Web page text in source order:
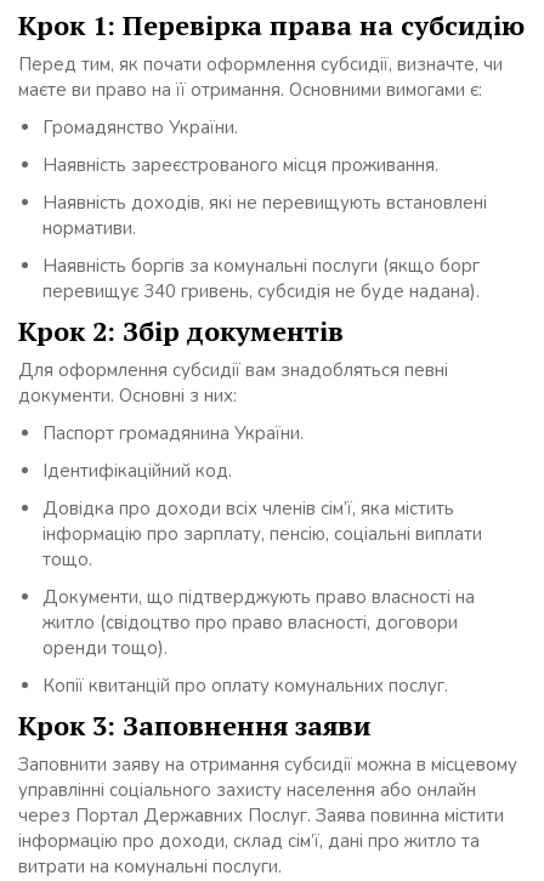
Крок 1: Перевірка права на субсидію
Перед тим, як почати оформлення субсидії, визначте, чи
маєте ви право на її отримання. Основними вимогами є:
Громадянство України.
Наявність зареєстрованого місця проживання.
Наявність доходів, які не перевищують встановлені
нормативи.
Наявність боргів за комунальні послуги (якщо борг
перевищує 340 гривень, субсидія не буде надана).
Крок 2: Збір документів
Для оформлення субсидії вам знадобляться певні
документи. Основні з них:
Паспорт громадянина України.
Ідентифікаційний код.
Довідка про доходи всіх членів сім’ї, яка містить
інформацію про зарплату, пенсію, соціальні виплати
тощо.
Документи, що підтверджують право власності на
житло (свідоцтво про право власності, договори
оренди тощо).
Копії квитанцій про оплату комунальних послуг.
Крок 3: Заповнення заяви
Заповнити заяву на отримання субсидії можна в місцевому
управлінні соціального захисту населення або онлайн
через Портал Державних Послуг. Заява повинна містити
інформацію про доходи, склад сім’ї, дані про житло та
витрати на комунальні послуги.